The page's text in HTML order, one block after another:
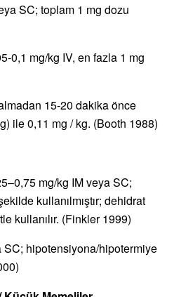
SC; toplam 1 mg dozu
0,1 mg/kg IV, en fazla 1 mg
15-20 dakika önce
ile 0,11 mg / kg. (Booth 1988)
mg/kg IM veya SC;
kullanılmıştır; dehidrat
kullanılır. (Finkler 1999)
SC; hipotensiyona/hipotermiye